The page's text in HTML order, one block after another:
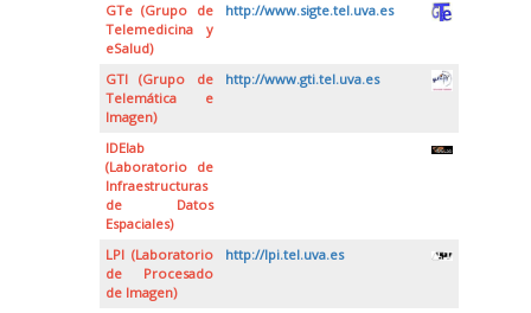
GTe (Grupo de
Telemedicina y
eSalud)
http://www.sigte.tel.uva.es
GTI (Grupo de
Telemática e
Imagen)
http://www.gti.tel.uva.es
IDElab
(Laboratorio de
Infraestructuras
de Datos
Espaciales)
LPI (Laboratorio
de Procesado
de Imagen)
http://lpi.tel.uva.es